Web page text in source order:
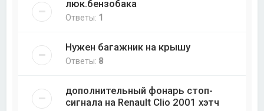
люк.бензобака
Ответы: 1
Нужен багажник на крышу
Ответы: 8
дополнительный фонарь стоп-
сигнала на Renault Clio 2001 хэтч